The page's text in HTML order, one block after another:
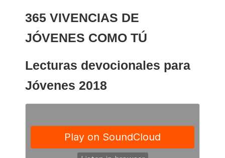
365 VIVENCIAS DE
JÓVENES COMO TÚ
Lecturas devocionales para
Jóvenes 2018